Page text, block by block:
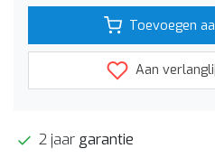
Toevoegen
Aan
2 jaar garantie